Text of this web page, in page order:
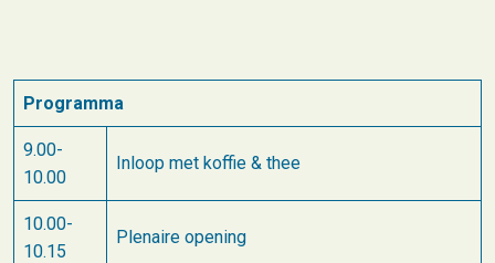
Programma
9.00-
10.00
Inloop met koffie & thee
10.00-
10.15
Plenaire opening